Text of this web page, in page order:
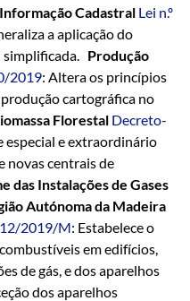
Informação Cadastral Lei n.º
a aplicação do
Produção
2019: Altera os princípios
cartográfica no
Florestal Decreto-
especial e extraordinário
novas centrais de
das Instalações de Gases
Autónoma da Madeira
12/2019/M: Estabelece o
em edifícios,
de gás, e dos aparelhos
dos aparelhos